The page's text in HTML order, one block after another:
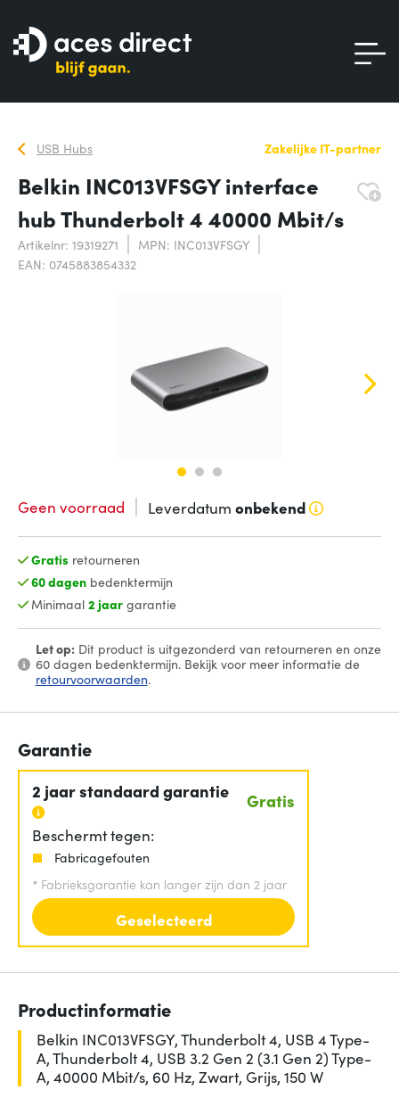
USB Hubs Zakelijke IT-partner
Belkin INC013VFSGY interface
hub Thunderbolt 4 40000 Mbit/s
Artikelnr: 19319271
MPN: INC013VFSGY
EAN: 0745883854332
Geen voorraad Leverdatum onbekend
Gratis retourneren
60 dagenbedenktermijn
Minimaal 2 jaargarantie
Let op:Dit product is uitgezonderd van retourneren en onze
60 dagen bedenktermijn. Bekijk voor meer informatie de
retourvoorwaarden.
Garantie
2 jaar standaard garantie Gratis
Beschermt tegen:
Fabricagefouten
* Fabrieksgarantie kan langer zijn dan 2 jaar
Geselecteerd
Productinformatie
Belkin INC013VFSGY, Thunderbolt 4, USB 4 Type-
A, Thunderbolt 4, USB 3.2 Gen 2 (3.1 Gen 2) Type-
A, 40000 Mbit/s, 60 Hz, Zwart, Grijs, 150 W